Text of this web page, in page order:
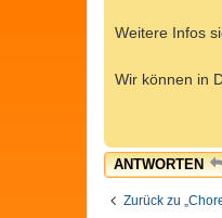
Weitere Infos
Wir können in
ANTWORTEN
Zurück zu